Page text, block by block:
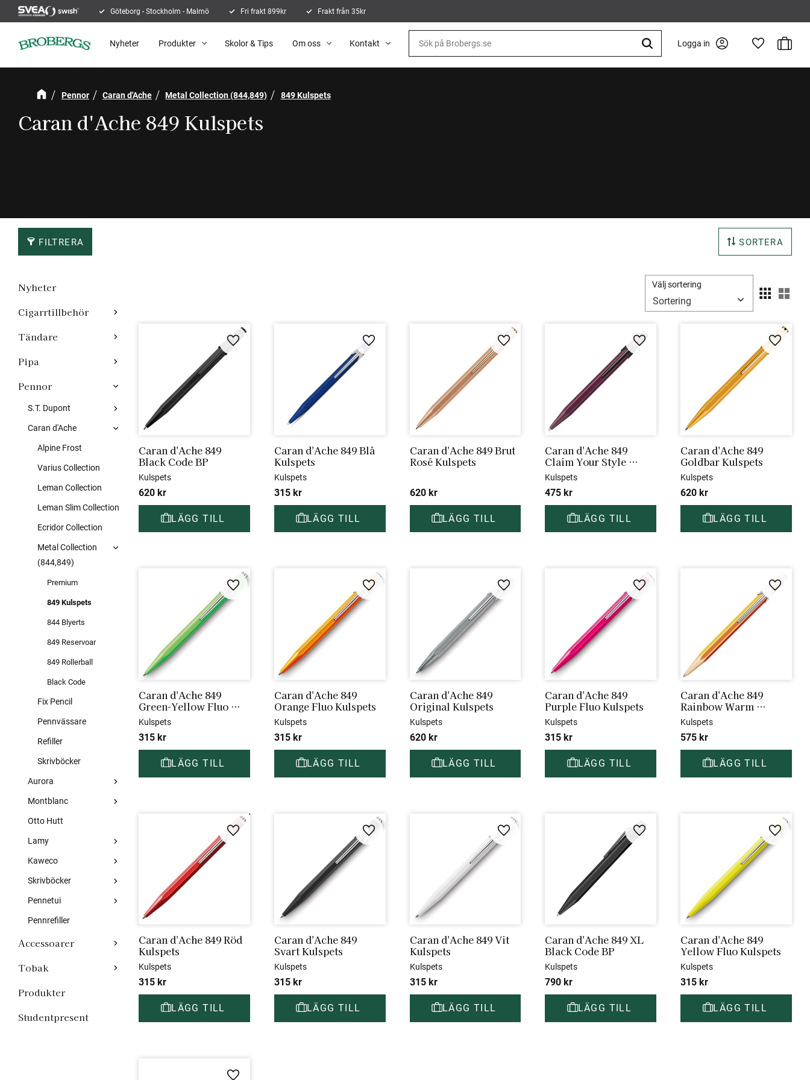
Göteborg - Stockholm - Malmö Fri frakt 899kr Frakt från 35kr
Logga in Favoriter
Nyheter Produkter Skolor & Tips Om oss Kontakt
Pennor Caran d'Ache Metal Collection (844,849) 849 Kulspets
Caran d'Ache 849 Kulspets
FILTRERA SORTERA
Nyheter
Cigarrtillbehör
Tändare
Pipa
Pennor
S.T. Dupont
Caran d'Ache
Alpine Frost
Varius Collection
Leman Collection
Leman Slim Collection
Ecridor Collection
Metal Collection
(844,849)
Premium
849 Kulspets
844 Blyerts
849 Reservoar
849 Rollerball
Black Code
Fix Pencil
Pennvässare
Refiller
Skrivböcker
Aurora
Montblanc
Otto Hutt
Lamy
Kaweco
Skrivböcker
Pennetui
Pennrefiller
Accessoarer
Tobak
Produkter
Studentpresent
Välj sortering
Caran d'Ache 849
Black Code BP
Kulspets
620 kr
Lägg till i favoriter
Caran d'Ache 849 Blå
Kulspets
Kulspets
315kr
Lägg till i favoriter
Caran d'Ache 849 Brut
Rosé Kulspets
620kr
Lägg till i favoriter
Caran d'Ache 849
Claim Your Style
Burgundy Kulspets
Kulspets
475 kr
Lägg till i favoriter
Caran d'Ache 849
Goldbar Kulspets
Kulspets
620 kr
Lägg
Caran d'Ache 849
Green-Yellow Fluo
Kulspets
Kulspets
315 kr
Lägg till i favoriter
Caran d'Ache 849
Orange Fluo Kulspets
Kulspets
315kr
Lägg till i favoriter
Caran d'Ache 849
Original Kulspets
Kulspets
620kr
Lägg till i favoriter
Caran d'Ache 849
Purple Fluo Kulspets
Kulspets
315 kr
Lägg till i favoriter
Caran d'Ache 849
Rainbow Warm
Kulspets
Kulspets
575 kr
Lägg
Caran d'Ache 849 Röd
Kulspets
Kulspets
315 kr
Lägg till i favoriter
Caran d'Ache 849
Svart Kulspets
Kulspets
315kr
Lägg till i favoriter
Caran d'Ache 849 Vit
Kulspets
Kulspets
315kr
Lägg till i favoriter
Caran d'Ache 849 XL
Black Code BP
Kulspets
790 kr
Lägg till i favoriter
Caran d'Ache 849
Yellow Fluo Kulspets
Kulspets
315 kr
Lägg